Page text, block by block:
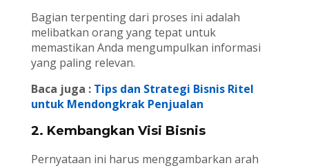
Bagian terpenting dari proses ini adalah
melibatkan orang yang tepat untuk
memastikan Anda mengumpulkan informasi
yang paling relevan.
Baca juga : Tips dan Strategi Bisnis Ritel
untuk Mendongkrak Penjualan
2. Kembangkan Visi Bisnis
Pernyataan ini harus menggambarkan arah